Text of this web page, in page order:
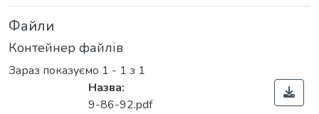
Файли
Контейнер файлів
Зараз показуємо 1 - 1 з 1
Назва:
9-86-92.pdf